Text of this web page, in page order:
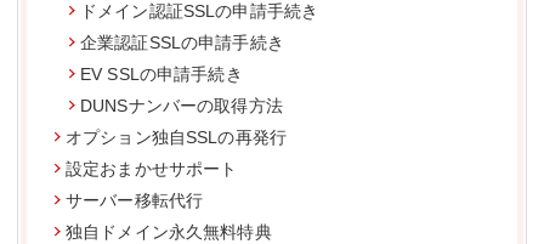
ドメイン認証SSLの申請手続き
企業認証SSLの申請手続き
EV SSLの申請手続き
DUNSナンバーの取得方法
オプション独自SSLの再発行
設定おまかせサポート
サーバー移転代行
独自ドメイン永久無料特典